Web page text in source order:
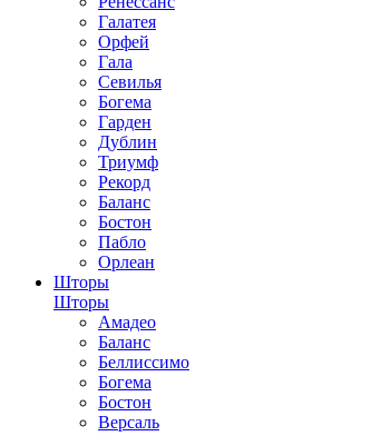
Галатея
Орфей
Гала
Севилья
Богема
Гарден
Дублин
Триумф
Рекорд
Баланс
Бостон
Пабло
Орлеан
Шторы
Шторы
Амадео
Баланс
Беллиссимо
Богема
Бостон
Версаль